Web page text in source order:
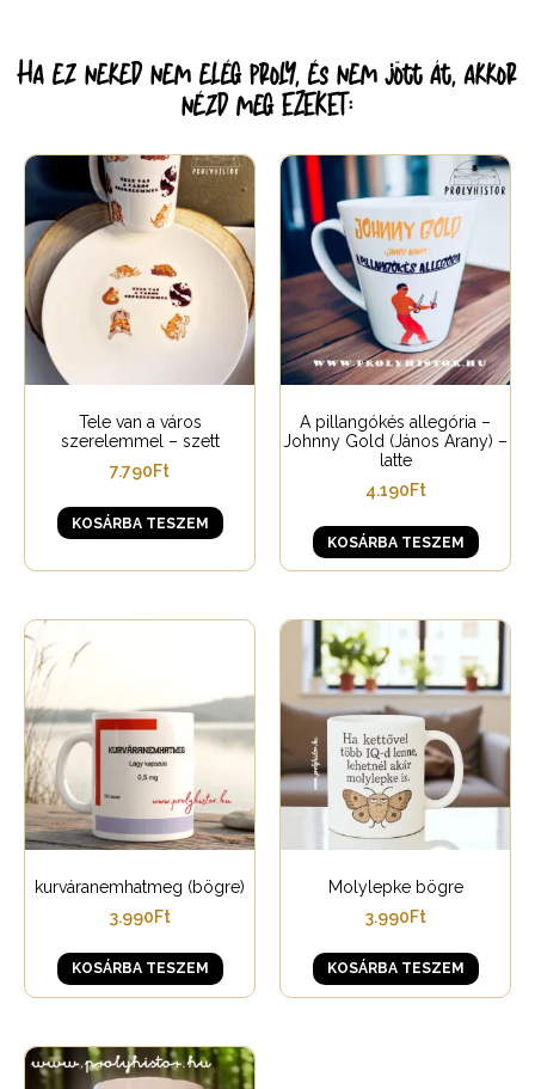
Ha ez neked nem elég proly, és nem jött át, akkor
nézd meg EZEKET:
Tele van a város
szerelemmel – szett
7.790Ft
KOSÁRBA TESZEM
A pillangókés allegória –
Johnny Gold (János Arany) –
latte
4.190Ft
KOSÁRBA TESZEM
kurváranemhatmeg (bögre)
3.990Ft
KOSÁRBA TESZEM
Molylepke bögre
3.990Ft
KOSÁRBA TESZEM